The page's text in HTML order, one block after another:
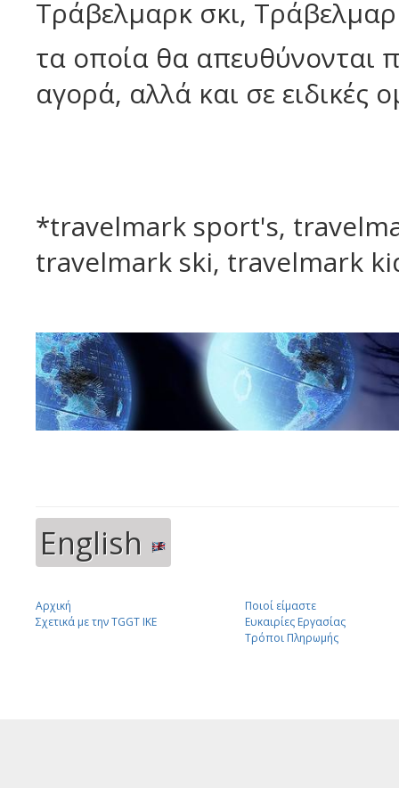
Τράβελμαρκ σκι,
τα οποία θα απευθύνονται
αγορά, αλλά και σε ειδικές
*travelmark sport's,
travelmark ski, travelmark
English
Αρχική
Σχετικά με την TGGT IKE
Ποιοί είμαστε
Ευκαιρίες Εργασίας
Τρόποι Πληρωμής